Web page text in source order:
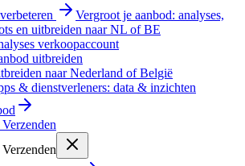
Vergroot je aanbod: analyses,
en uitbreiden naar NL of BE
verkoopaccount
uitbreiden
naar Nederland of België
& dienstverleners: data & inzichten